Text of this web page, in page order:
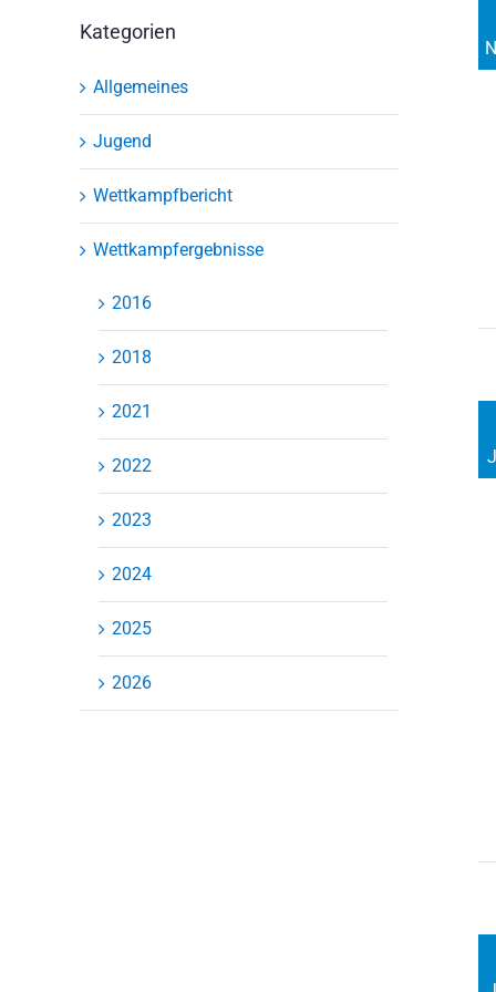
Kategorien
Allgemeines
Jugend
Wettkampfbericht
Wettkampfergebnisse
2016
2018
2021
2022
2023
2024
2025
2026